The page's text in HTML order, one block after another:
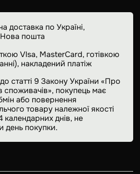
доставка по Україні,
пошта
VIsa, MasterCard, готівкою
накладений платіж
статті 9 Закону України «Про
споживачів», покупець має
або повернення
товару належної якості
календарних днів, не
день покупки.